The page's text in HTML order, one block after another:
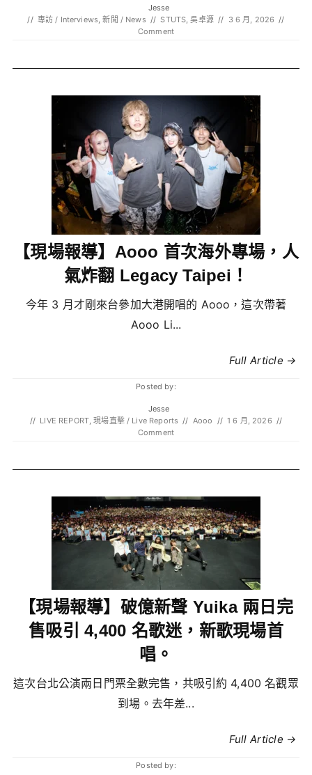
Jesse
// 專訪 / Interviews,新聞 / News // STUTS,吳卓源 // 3 6 月, 2026 //
Comment
【現場報導】Aooo 首次海外專場，人
氣炸翻 Legacy Taipei！
今年 3 月才剛來台參加大港開唱的 Aooo，這次帶著
Aooo Li...
Full Article →
Posted by:
Jesse
// LIVE REPORT,現場直擊 / Live Reports // Aooo // 1 6 月, 2026 //
Comment
【現場報導】破億新聲 Yuika 兩日完
售吸引 4,400 名歌迷，新歌現場首
唱。
這次台北公演兩日門票全數完售，共吸引約 4,400 名觀眾
到場。去年差...
Full Article →
Posted by: